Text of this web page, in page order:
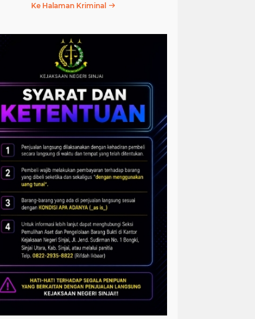
Ke Halaman Kriminal